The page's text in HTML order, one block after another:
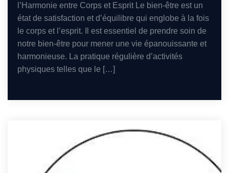
l’Harmonie entre Corps et Esprit Le bien-être est un
état de satisfaction et d’équilibre qui englobe à la fois
le corps et l’esprit. Il est essentiel de prendre soin de
notre bien-être pour mener une vie épanouissante et
harmonieuse. La pratique régulière d’activités
physiques telles que le […]